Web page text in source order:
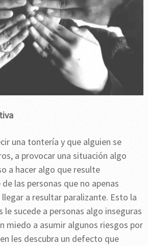
una tontería y que alguien se
a provocar una situación algo
a hacer algo que resulte
las personas que no apenas
a resultar paralizante. Esto la
le sucede a personas algo inseguras
miedo a asumir algunos riesgos por
les descubra un defecto que